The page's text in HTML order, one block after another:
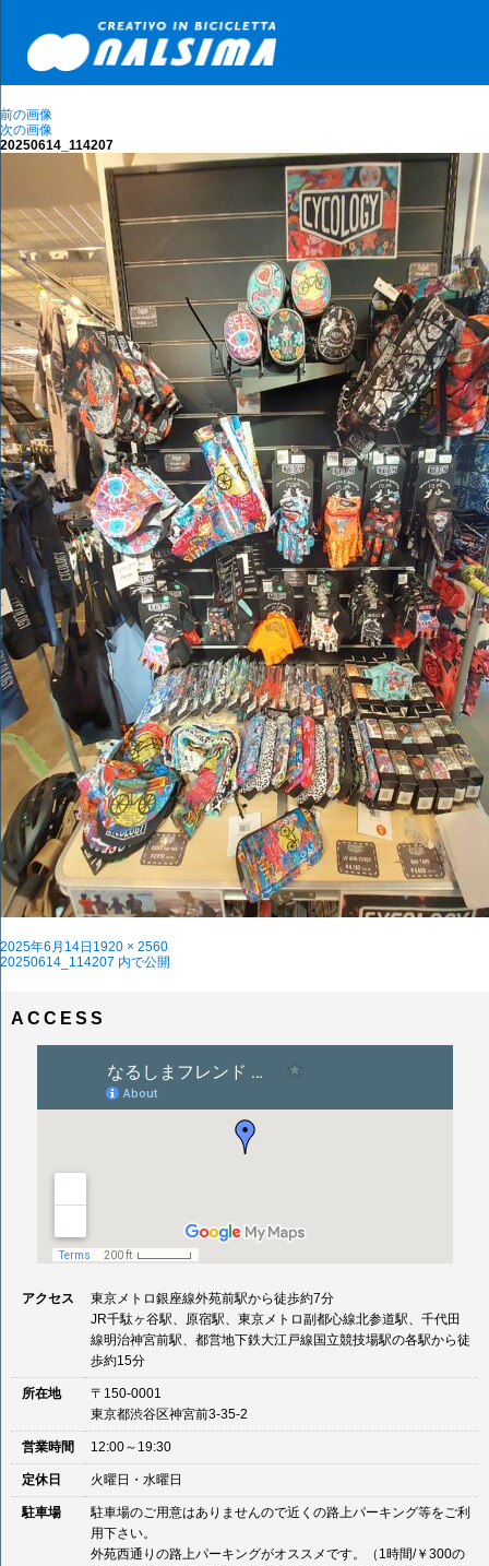
前の画像
次の画像
20250614_114207
投
稿
2025年6月14日 フ
ル
1920 × 2560
投
ゲ
20250614_114207 内で公開
ACCESS
アクセス
東京メトロ銀座線外苑前駅から徒歩約7分
JR千駄ヶ谷駅、原宿駅、東京メトロ副都心線北参道駅、千代田
線明治神宮前駅、都営地下鉄大江戸線国立競技場駅の各駅から徒
歩約15分
所在地
〒150-0001
東京都渋谷区神宮前3-35-2
営業時間 12:00～19:30
定休日 火曜日・水曜日
駐車場
駐車場のご用意はありませんので近くの路上パーキング等をご利
用下さい。
外苑西通りの路上パーキングがオススメです。（1時間/￥300の